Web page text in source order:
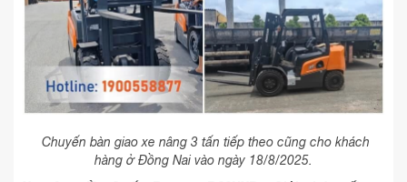
Chuyến bàn giao xe nâng 3 tấn tiếp theo cũng cho khách
hàng ở Đồng Nai vào ngày 18/8/2025.